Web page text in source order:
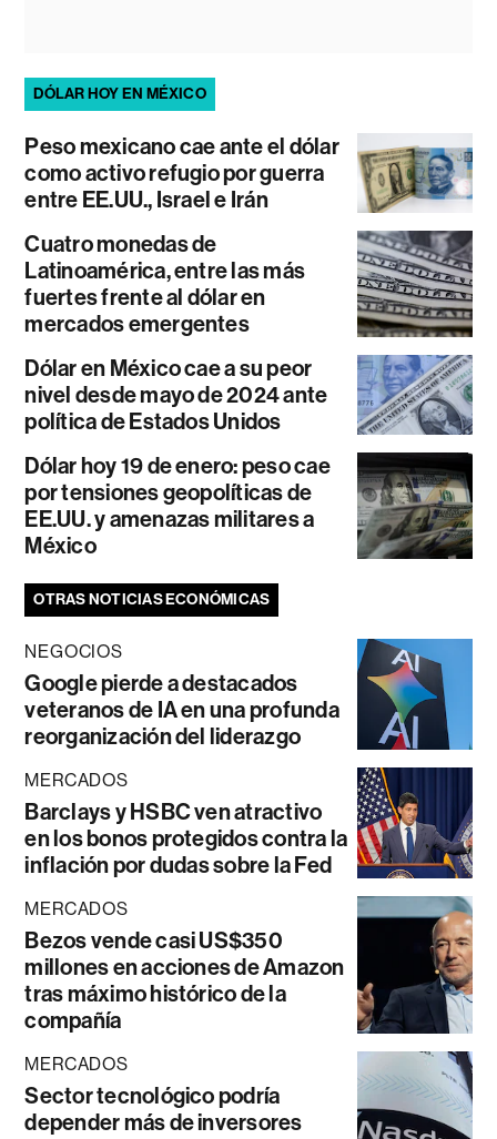
DÓLAR HOY EN MÉXICO
Peso mexicano cae ante el dólar
como activo refugio por guerra
entre EE.UU., Israel e Irán
Cuatro monedas de
Latinoamérica, entre las más
fuertes frente al dólar en
mercados emergentes
Dólar en México cae a su peor
nivel desde mayo de 2024 ante
política de Estados Unidos
Dólar hoy 19 de enero: peso cae
por tensiones geopolíticas de
EE.UU. y amenazas militares a
México
OTRAS NOTICIAS ECONÓMICAS
NEGOCIOS
Google pierde a destacados
veteranos de IA en una profunda
reorganización del liderazgo
MERCADOS
Barclays y HSBC ven atractivo
en los bonos protegidos contra la
inflación por dudas sobre la Fed
MERCADOS
Bezos vende casi US$350
millones en acciones de Amazon
tras máximo histórico de la
compañía
MERCADOS
Sector tecnológico podría
depender más de inversores